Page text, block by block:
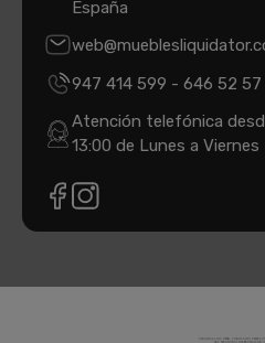
España
947 414 599 - 646 52 57
Atención telefónica
13:00 de Lunes a Viernes